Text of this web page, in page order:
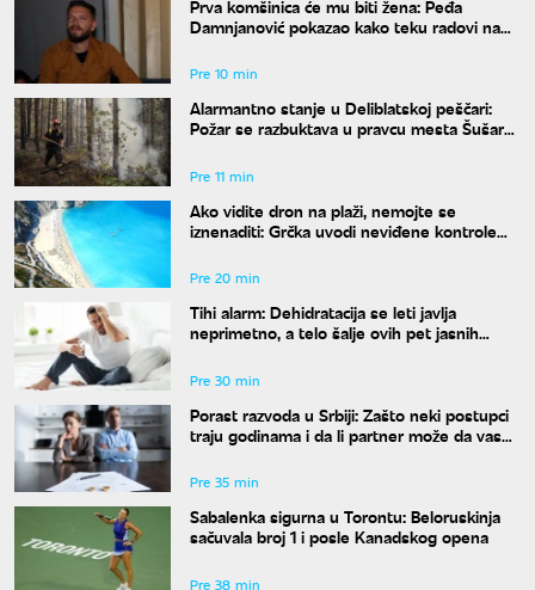
Prva komšinica će mu biti žena: Peđa
Damnjanović pokazao kako teku radovi na
suprugom
Pre 10 min
Alarmantno stanje u Deliblatskoj peščari:
Požar se razbuktava u pravcu mesta Šušara,
Pre 11 min
Ako vidite dron na plaži, nemojte se
iznenaditi: Grčka uvodi neviđene kontrole
Pre 20 min
Tihi alarm: Dehidratacija se leti javlja
neprimetno, a telo šalje ovih pet jasnih
Pre 30 min
Porast razvoda u Srbiji: Zašto neki postupci
traju godinama i da li partner može da vas
Pre 35 min
Sabalenka sigurna u Torontu: Beloruskinja
sačuvala broj 1 i posle Kanadskog opena
Pre 38 min